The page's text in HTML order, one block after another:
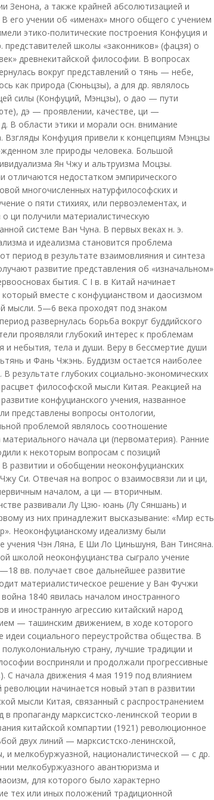
Зенона, а также крайней абсолютизацией и
его учении об «именах» много общего с учением
этико-политические построения Конфуция и
школы «законников» (фацзя) о
древнекитайской философии. В вопросах
вокруг представлений о тянь — небе,
как природа (Сюньцзы), а для др. являлось
силы (Конфуций, Мэнцзы), о дао — пути
дэ — проявлении, качестве, ци —
В области этики и морали осн. внимание
Взгляды Конфуция привели к концепциям Мэнцзы
зле природы человека. Большой
Ян Чжу и альтруизма Моцзы.
отличаются недостатком эмпирического
многочисленных натурфилософских и
о пяти стихиях, или первоэлементах, и
ци получили материалистическую
системе Ван Чуна. В первых веках н. э.
и идеализма становится проблема
период в результате взаимовлияния и синтеза
развитие представления об «изначальном»
бытия. С I в. в Китай начинает
вместе с конфуцианством и даосизмом
мысли. 5—6 века проходят под знаком
развернулась борьба вокруг буддийского
проявляли глубокий интерес к проблемам
небытия, тела и души. Веру в бессмертие души
и Фань Чжэнь. Буддизм остается наиболее
результате глубоких социально-экономических
философской мысли Китая. Реакцией на
конфуцианского учения, названное
представлены вопросы онтологии,
проблемой являлось соотношение
начала ци (первоматерия). Ранние
к некоторым вопросам с позиций
развитии и обобщении неоконфуцианских
Си. Отвечая на вопрос о взаимосвязи ли и ци,
началом, а ци — вторичным.
развивали Лу Цзю- юань (Лу Сяншань) и
из них принадлежит высказывание: «Мир есть
Неоконфуцианскому идеализму были
учения Чэн Ляна, Е Ши Ло Циньшуня, Ван Тинсяна.
школой неоконфуцианства сыграло учение
вв. получает свое дальнейшее развитие
материалистическое решение у Ван Фучжи
1840 явилась началом иностранного
и иностранную агрессию китайский народ
— ташинским движением, в ходе которого
идеи социального переустройства общества. В
страну, лучшие традиции и
восприняли и продолжали прогрессивные
С начала движения 4 мая 1919 под влиянием
начинается новый этап в развитии
мысли Китая, связанный с распространением
пропаганду марксистско-ленинской теории в
китайской компартии (1921) революционное
двух линий — марксистско-ленинской,
и мелкобуржуазной, националистической — с др.
мелкобуржуазного авантюризма и
для которого было характерно
тех или иных положений традиционной